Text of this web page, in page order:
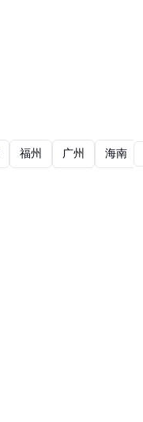
福州 广州 海南